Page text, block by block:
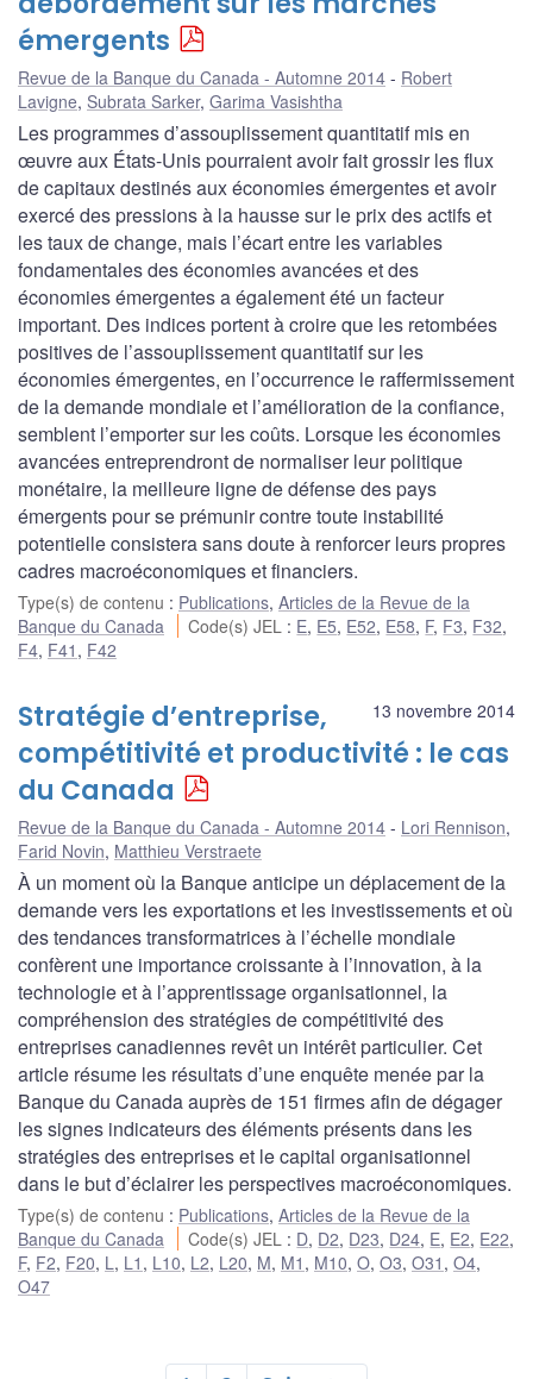
émergents
Revue de la Banque du Canada - Automne 2014
Robert
Lavigne, Subrata Sarker, Garima Vasishtha
Les programmes d’assouplissement quantitatif mis en
œuvre aux États-Unis pourraient avoir fait grossir les flux
de capitaux destinés aux économies émergentes et avoir
exercé des pressions à la hausse sur le prix des actifs et
les taux de change, mais l’écart entre les variables
fondamentales des économies avancées et des
économies émergentes a également été un facteur
important. Des indices portent à croire que les retombées
positives de l’assouplissement quantitatif sur les
économies émergentes, en l’occurrence le raffermissement
de la demande mondiale et l’amélioration de la confiance,
semblent l’emporter sur les coûts. Lorsque les économies
avancées entreprendront de normaliser leur politique
monétaire, la meilleure ligne de défense des pays
émergents pour se prémunir contre toute instabilité
potentielle consistera sans doute à renforcer leurs propres
cadres macroéconomiques et financiers.
Type(s) de contenu : Publications, Articles de la Revue de la
Banque du Canada
Code(s) JEL : E, E5, E52, E58, F, F3, F32,
F4, F41 , F42
13 novembre 2014
Stratégie d’entreprise,
compétitivité et productivité : le cas
du Canada
Revue de la Banque du Canada - Automne 2014 Lori Rennison,
Farid Novin, Matthieu Verstraete
À un moment où la Banque anticipe un déplacement de la
demande vers les exportations et les investissements et où
des tendances transformatrices à l’échelle mondiale
confèrent une importance croissante à l’innovation, à la
technologie et à l’apprentissage organisationnel, la
compréhension des stratégies de compétitivité des
entreprises canadiennes revêt un intérêt particulier. Cet
article résume les résultats d’une enquête menée par la
Banque du Canada auprès de 151 firmes afin de dégager
les signes indicateurs des éléments présents dans les
stratégies des entreprises et le capital organisationnel
dans le but d’éclairer les perspectives macroéconomiques.
Type(s) de contenu : Publications, Articles de la Revue de la
Banque du Canada
Code(s) JEL : D, D2, D23, D24, E, E2, E22,
F, F2, F20, L , L1 , L10, L2, L20, M, M1 , M10, O, O3, O31 , O4,
O47